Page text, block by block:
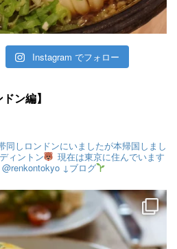
Instagram でフォロー
ン編】
同しロンドンにいましたが本帰国しまし
ィントン
現在は東京に住んでいます
↓ブログ